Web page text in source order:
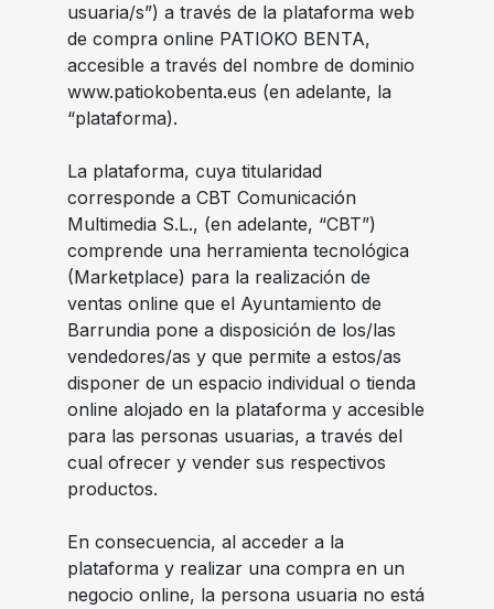
usuaria/s”) a través de la plataforma web
de compra online PATIOKO BENTA,
accesible a través del nombre de dominio
www.patiokobenta.eus (en adelante, la
“plataforma).
La plataforma, cuya titularidad
corresponde a CBT Comunicación
Multimedia S.L., (en adelante, “CBT”)
comprende una herramienta tecnológica
(Marketplace) para la realización de
ventas online que el Ayuntamiento de
Barrundia pone a disposición de los/las
vendedores/as y que permite a estos/as
disponer de un espacio individual o tienda
online alojado en la plataforma y accesible
para las personas usuarias, a través del
cual ofrecer y vender sus respectivos
productos.
En consecuencia, al acceder a la
plataforma y realizar una compra en un
negocio online, la persona usuaria no está